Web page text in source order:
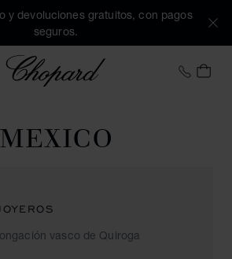
y devoluciones gratuitos, con pagos
seguros.
Chopard +34
MI
MEXICO
vasco de Quiroga